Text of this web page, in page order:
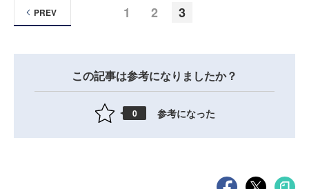
1 2 3
PREV
この記事は参考になりましたか？
0 参考になった